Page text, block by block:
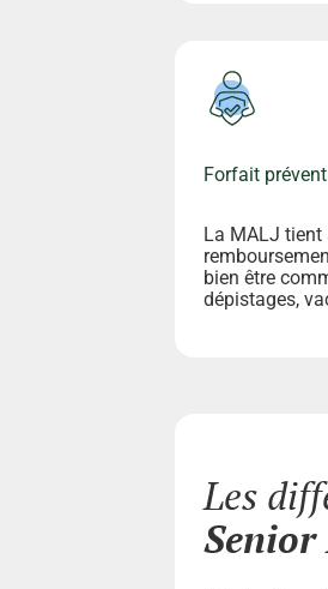
Forfait
La MALJ tient
bien être
dépistages,
Les
Senior